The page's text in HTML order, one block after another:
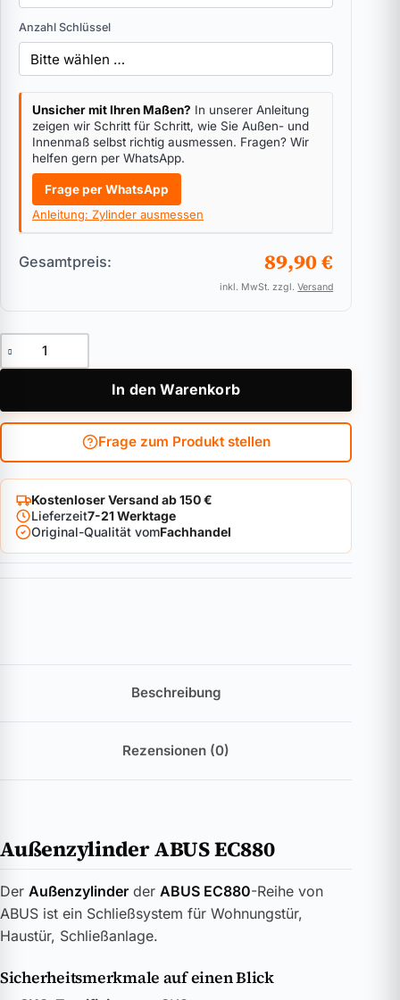
Anzahl Schlüssel
Unsicher mit Ihren Maßen? In unserer Anleitung
zeigen wir Schritt für Schritt, wie Sie Außen- und
Innenmaß selbst richtig ausmessen. Fragen? Wir
helfen gern per WhatsApp.
Frage per WhatsApp
Anleitung: Zylinder ausmessen
Gesamtpreis: 89,90 €
inkl. MwSt. zzgl.Versand
Außenzylinder ABUS EC880 Menge
In den Warenkorb
Frage zum Produkt stellen
Kostenloser Versand ab 150 €
Lieferzeit7-21 Werktage
Original-Qualität vomFachhandel
Beschreibung
Rezensionen (0)
Außenzylinder ABUS EC880
Der Außenzylinder der ABUS EC880-Reihe von
ABUS ist ein Schließsystem für Wohnungstür,
Haustür, Schließanlage.
Sicherheitsmerkmale auf einen Blick